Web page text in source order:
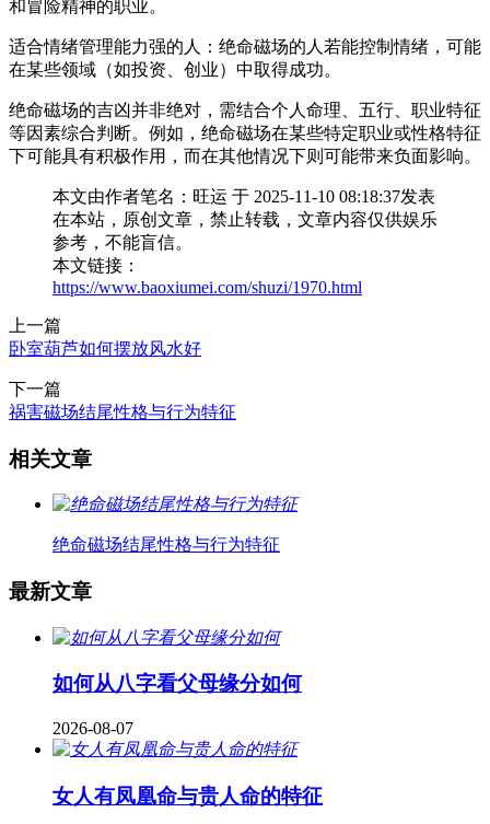
和冒险精神的职业。
适合情绪管理能力强的人：绝命磁场的人若能控制情绪，可能
在某些领域（如投资、创业）中取得成功。
绝命磁场的吉凶并非绝对，需结合个人命理、五行、职业特征
等因素综合判断。例如，绝命磁场在某些特定职业或性格特征
下可能具有积极作用，而在其他情况下则可能带来负面影响。
本文由作者笔名：旺运 于 2025-11-10 08:18:37发表
在本站，原创文章，禁止转载，文章内容仅供娱乐
参考，不能盲信。
本文链接：
https://www.baoxiumei.com/shuzi/1970.html
上一篇
卧室葫芦如何摆放风水好
下一篇
祸害磁场结尾性格与行为特征
相关文章
绝命磁场结尾性格与行为特征
最新文章
如何从八字看父母缘分如何
2026-08-07
女人有凤凰命与贵人命的特征